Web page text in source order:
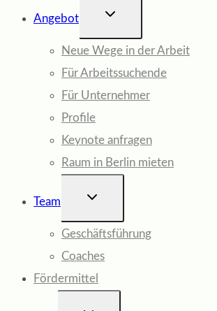
Angebot
UNTERMENÜ
Neue Wege in der Arbeit
Für Arbeitssuchende
Für Unternehmer
Profile
Keynote anfragen
Raum in Berlin mieten
Team
UNTERMENÜ
Geschäftsführung
Coaches
Fördermittel